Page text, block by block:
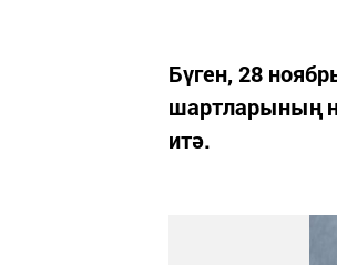
Бүген, 28
шартларының
итә.